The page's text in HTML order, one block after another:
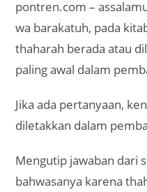
pontren.com –
wa barakatuh, pada
thaharah berada atau
paling awal dalam
Jika ada pertanyaan,
diletakkan dalam
Mengutip jawaban dari
bahwasanya karena